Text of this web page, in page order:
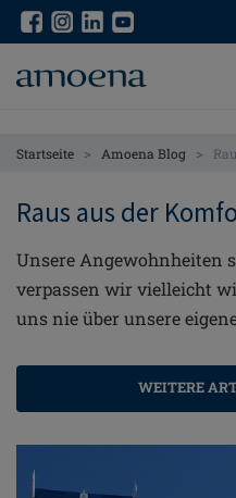
Skip
content
Skip
content
Startseite > Amoena Blog >
Raus aus der
Unsere Angewohnheiten
verpassen wir vielleicht
uns nie über unsere
WEITERE